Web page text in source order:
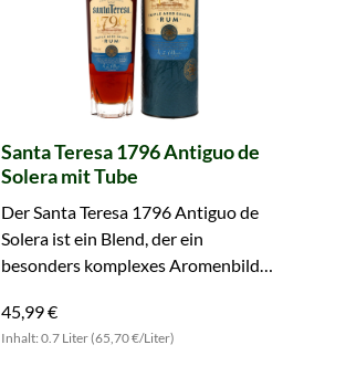
Santa Teresa 1796 Antiguo de
Solera mit Tube
Der Santa Teresa 1796 Antiguo de
Solera ist ein Blend, der ein
besonders komplexes Aromenbild
45,99 €
Inhalt: 0.7 Liter (65,70 €/Liter)